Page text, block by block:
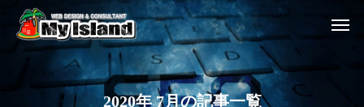
2020年 7月の記事一覧